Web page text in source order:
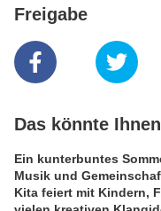
Freigabe
Das könnte
Ein kunterbuntes
Musik und
Kita feiert mit Kindern,